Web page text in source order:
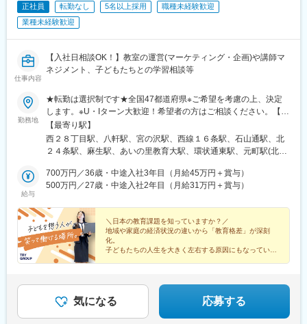
駅、西黒崎駅、伊賀駅、香椎宮前駅、箱崎宮前駅、市役所駅(長崎
県)、本妙寺入口駅、涙橋駅
駅、茨木駅、枚方市駅、放出駅、四条畷駅、住道駅、千林大宮
駅、天王寺駅前駅、大阪上本町駅、新石切駅、平野駅(地下鉄)、鳳
営)、西院駅(阪急線)、宇治駅(奈良線)、新田辺駅、松井山手駅、彦
根駅、大和八木駅、大元駅、高島駅(岡山県)、米子駅、山口駅(山
河戸帆待川駅、大原駅(広島県)、西広島駅、西高屋駅、西条駅(広
島県)、呉駅、三原駅、瓦町駅、栗林公園駅、佐古駅、横河原駅、
デンテツターミナルビル前駅、下曽根駅、九州工大前駅、戸畑
駅、平和通駅、城野駅(日豊本線)、徳力公団前駅、黒崎駅前駅、折
尾駅、永犬丸駅、長者原駅、酒殿駅、福工大前駅、香椎花園前
駅、千早駅、箱崎駅、唐津駅、諏訪神社駅、肥前古賀駅、光の森
駅、肥後大津駅、県立体育館前駅、郡元・南駅、谷山駅(鹿児島市
電)、上塩屋駅、滝尾駅、南宮崎駅、浦添前田駅、竜王駅、円山公
駅、さいたま新都心駅、京成成田駅、京成八幡駅、新津田沼駅、
船橋駅、京成西船駅、千葉中央駅、千石駅、富士見台駅、勝どき
駅、亀戸水神駅、曳舟駅、田原町駅(東京都)、西太子堂駅、下落合
駅、京急鶴見駅、南富山駅前駅、たけふ新駅、入江岡駅、中村日
赤駅、東別院駅、名鉄一宮駅、平安通駅、徳重駅、千林駅、天王
西口駅、古市駅(広島県)、広大附属学校前駅、広電西広島・己斐
駅、栗林公園北口駅、栗林駅、はりまや橋駅、小倉駅(福岡県)、城
野駅(北九州高速鉄道)、徳力嵐山口駅、黒崎駅、三ケ森駅、原町
正社員 転勤なし 5名以上採用
職種未経験歓迎
業種未経験歓迎
仕事内容
【入社日相談OK！】教室の運営(マーケティング・企画)や講師マ
ネジメント、子どもたちとの学習相談等
勤務地
★転勤は選択制です★全国47都道府県※ご希望を考慮の上、決定
します。※U・Iターン大歓迎！希望者の方はご相談ください。【募
集エリア】全国47都道府県■北海道・東北■北海道・青森県・岩手
県・宮城県・秋田県・山形県・福島県■北陸・甲信越■新潟県・富
山県・石川県・福井県・山梨県・長野県■関東■東京都・茨城県・
県・愛知県・三重県■関西■京都府・大阪府・滋賀県・兵庫県・奈
良県・和歌山県■中国■鳥取県・島根県・岡山県・広島県・山口県
長崎県・大分県・熊本県・宮崎県・鹿児島県・沖縄県【受動喫煙
対策】教室内全面禁煙【あなたの好きな街で働けます】全国どこ
でも、あなたの好きな街で働けます。また、転勤は「希望制」で
す。「地域限定社員」として、都道府県をまたぐ転勤がない働き
方も選べるため、あなたの理想のライフスタイルに合った働き方
す。詳細は別途お問い合わせください。
【最寄り駅】
西２８丁目駅、八軒駅、宮の沢駅、西線１６条駅、石山通駅、北
２４条駅、麻生駅、あいの里教育大駅、環状通東駅、元町駅(北海
丁駅、長町南駅、富沢駅、南仙台駅、古川駅、筒井駅(青森県)、上
盛岡駅、秋田駅、山形駅、郡山駅(福島県)、研究学園駅、土浦駅、
駅、熊谷駅、北与野駅、せんげん台駅、稲毛海岸駅、成田駅、本
八幡駅(都営線)、行徳駅、津田沼駅、京成船橋駅、西船橋駅、葭川
公園駅、目白駅、巣鴨駅、中村橋駅、大泉学園駅、荻窪駅、茗荷
谷駅、月島駅、亀戸駅、京成曳舟駅、船堀駅、浅草駅(ＴＸ)、綾瀬
駅、北千住駅、葛西駅、西葛西駅、三軒茶屋駅、高田馬場駅、辻
駅、上大岡駅、横浜駅、平沼橋駅、みなとみらい駅、本郷駅(長野
県)、北長野駅、安茂里駅、篠ノ井駅、南松本駅、新潟駅、大町駅
(富山県)、野町駅、小松駅、武生駅、桜橋駅(静岡県)、春日町駅、
給与
700万円／36歳・中途入社3年目（月給45万円＋賞与）
500万円／27歳・中途入社2年目（月給31万円＋賞与）
＼日本の教育課題を知っていますか？／
地域や家庭の経済状況の違いから「教育格差」が深刻
化。
子どもたちの人生を大きく左右する原因にもなっていま
生徒たちが目指す夢の実現に向け必要な教育を創りませ
んか？
気になる 応募する